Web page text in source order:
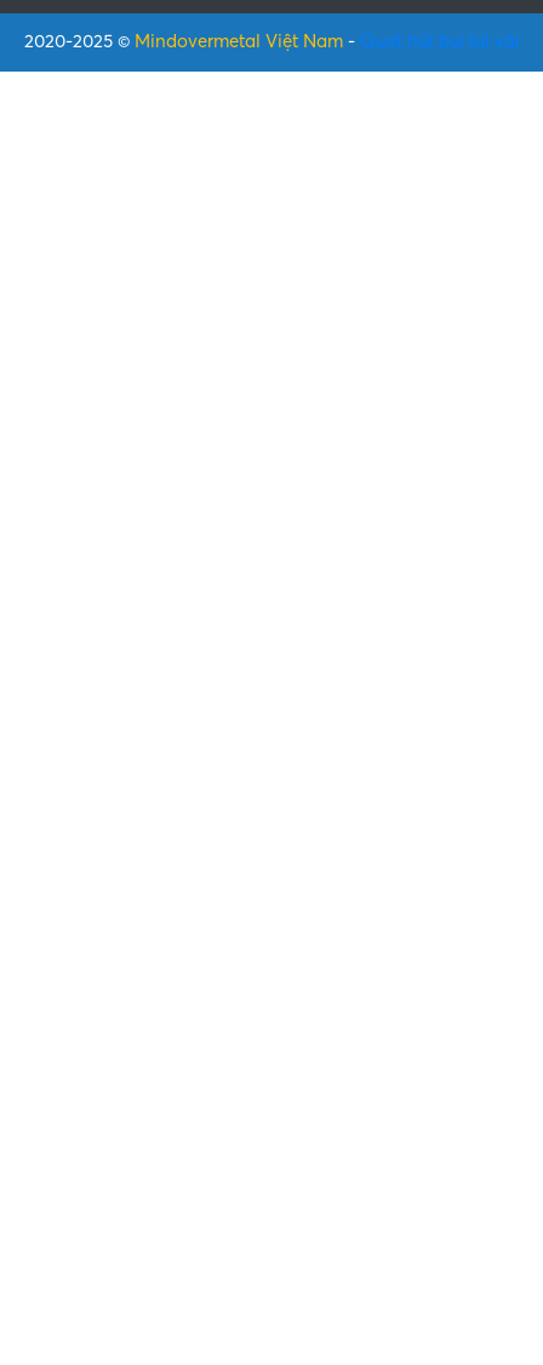
2020-2025 © Mindovermetal Việt Nam- Quạt hút bụi túi vải